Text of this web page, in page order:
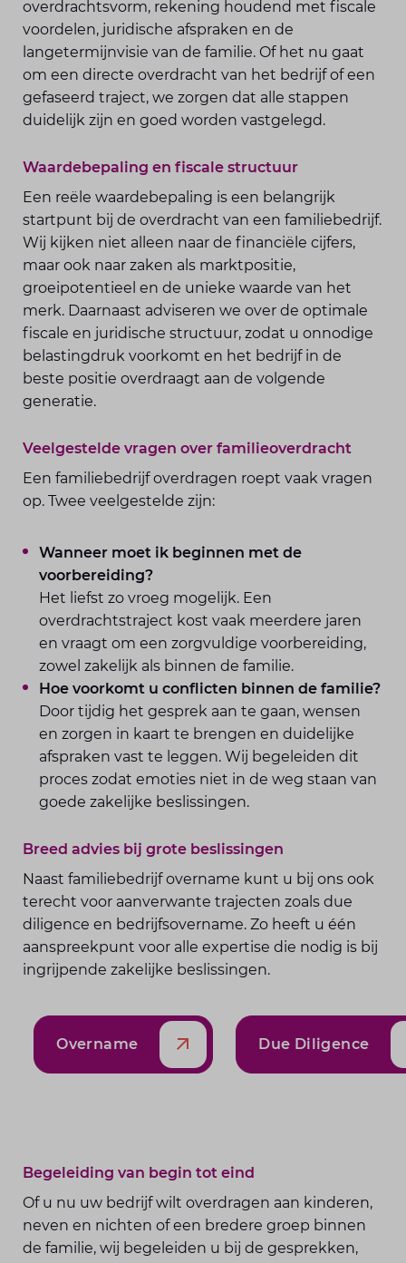
overdrachtsvorm, rekening houdend met fiscale
voordelen, juridische afspraken en de
langetermijnvisie van de familie. Of het nu gaat
om een directe overdracht van het bedrijf of een
gefaseerd traject, we zorgen dat alle stappen
duidelijk zijn en goed worden vastgelegd.
Waardebepaling en fiscale structuur
Een reële waardebepaling is een belangrijk
startpunt bij de overdracht van een familiebedrijf.
Wij kijken niet alleen naar de financiële cijfers,
maar ook naar zaken als marktpositie,
groeipotentieel en de unieke waarde van het
merk. Daarnaast adviseren we over de optimale
fiscale en juridische structuur, zodat u onnodige
belastingdruk voorkomt en het bedrijf in de
beste positie overdraagt aan de volgende
generatie.
Veelgestelde vragen over familieoverdracht
Een familiebedrijf overdragen roept vaak vragen
op. Twee veelgestelde zijn:
Wanneer moet ik beginnen met de
voorbereiding?
Het liefst zo vroeg mogelijk. Een
overdrachtstraject kost vaak meerdere jaren
en vraagt om een zorgvuldige voorbereiding,
zowel zakelijk als binnen de familie.
Hoe voorkomt u conflicten binnen de familie?
Door tijdig het gesprek aan te gaan, wensen
en zorgen in kaart te brengen en duidelijke
afspraken vast te leggen. Wij begeleiden dit
proces zodat emoties niet in de weg staan van
goede zakelijke beslissingen.
Breed advies bij grote beslissingen
Naast familiebedrijf overname kunt u bij ons ook
terecht voor aanverwante trajecten zoals due
diligence en bedrijfsovername. Zo heeft u één
aanspreekpunt voor alle expertise die nodig is bij
ingrijpende zakelijke beslissingen.
Overname Due Diligence
Begeleiding van begin tot eind
Of u nu uw bedrijf wilt overdragen aan kinderen,
neven en nichten of een bredere groep binnen
de familie, wij begeleiden u bij de gesprekken,